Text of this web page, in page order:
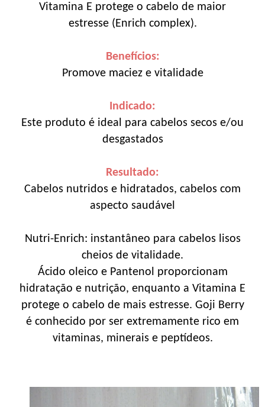
Vitamina E protege o cabelo de maior
estresse (Enrich complex).
Benefícios:
Promove maciez e vitalidade
Indicado:
Este produto é ideal para cabelos secos e/ou
desgastados
Resultado:
Cabelos nutridos e hidratados, cabelos com
aspecto saudável
Nutri-Enrich: instantâneo para cabelos lisos
cheios de vitalidade.
Ácido oleico e Pantenol proporcionam
hidratação e nutrição, enquanto a Vitamina E
protege o cabelo de mais estresse. Goji Berry
é conhecido por ser extremamente rico em
vitaminas, minerais e peptídeos.